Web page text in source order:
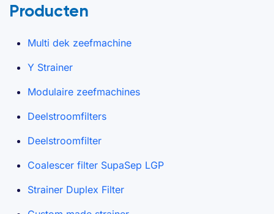
Producten
Multi dek zeefmachine
Y Strainer
Modulaire zeefmachines
Deelstroomfilters
Deelstroomfilter
Coalescer filter SupaSep LGP
Strainer Duplex Filter